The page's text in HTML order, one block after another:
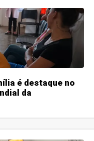
é destaque no
da